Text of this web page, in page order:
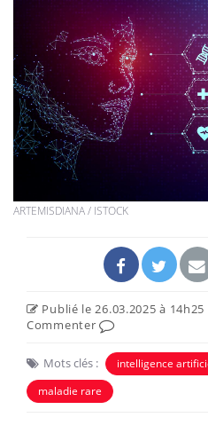
ARTEMISDIANA / ISTOCK
Publié le 26.03.2025 à 14h25
Commenter
Mots clés : intelligence
maladie rare